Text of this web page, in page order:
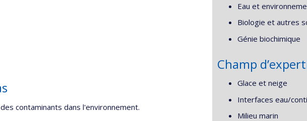
des contaminants dans l'environnement.
Eau et
Biologie et autres
Génie biochimique
Champ
Glace et neige
Interfaces eau/
Milieu marin